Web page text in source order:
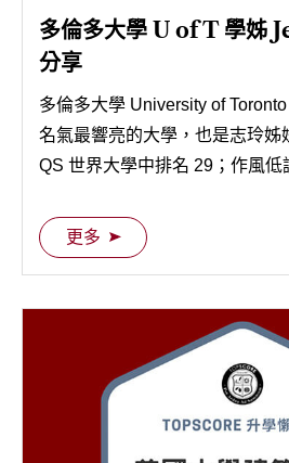
多倫多大學 U of T 學姊
分享
多倫多大學 University of
名氣最響亮的大學，也是志玲姊
QS 世界大學中排名 29；作風低
的所見所聞，還不快跟著 Jean
百年名校的真實面貌！
更多